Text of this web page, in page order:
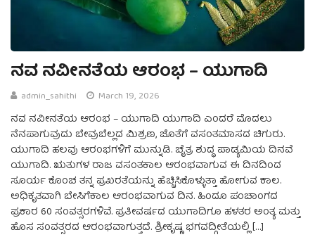
ನವ ನವೀನತೆಯ ಆರಂಭ – ಯುಗಾದಿ
admin_sahithi March 19, 2026
ನವ ನವೀನತೆಯ ಆರಂಭ – ಯುಗಾದಿ ಯುಗಾದಿ ಎಂದರೆ ಮೊದಲು
ನೆನ‍ಪಾಗುವುದು ಬೇವುಬೆಲ್ಲದ ಮಿಶ್ರಣ, ಜೊತೆಗೆ ವಸಂತಮಾಸದ ಚಿಗುರು.
ಯುಗಾದಿ ಹಲವು ಆರಂಭಗಳಿಗೆ ಮುನ್ನುಡಿ. ಚೈತ್ರ ಶುದ್ಧ ಪಾಡ್ಯಮಿಯ ದಿನವೆ
ಯುಗಾದಿ. ಋತುಗಳ ರಾಜ ವಸಂತಕಾಲ ಆರಂಭವಾಗುವ ಈ ದಿನದಿಂದ
ಸೂರ್ಯ ಕೊಂಚ ತನ್ನ ಪ್ರಖರತೆಯನ್ನು ಹೆಚ್ಚಿಸಿಕೊಳ್ಳುತ್ತಾ ಹೋಗುವ ಕಾಲ.
ಅಧಿಕೃತವಾಗಿ ಬೇಸಿಗೆಕಾಲ ಆರಂಭವಾಗುವ ದಿನ. ಹಿಂದೂ ಪಂಚಾಂಗದ
ಪ್ರಕಾರ 60 ಸಂವತ್ಸರಗಳಿವೆ. ಪ್ರತೀವರ್ಷದ ಯುಗಾದಿಗೂ ಹಳತರ ಅಂತ್ಯ ಮತ್ತು
ಹೊಸ ಸಂವತ್ಸರದ ಆರಂಭವಾಗುತ್ತದೆ. ಶ್ರೀಕೃಷ್ಣ ಭಗವದ್ಗೀತೆಯಲ್ಲಿ […]